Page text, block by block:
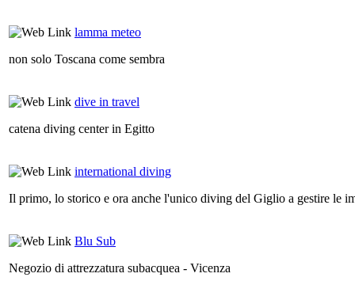
lamma meteo
non solo Toscana come sembra
dive in travel
catena diving center in Egitto
international diving
Il primo, lo storico e ora anche l'unico diving del Giglio a gestire le
Blu Sub
Negozio di attrezzatura subacquea - Vicenza